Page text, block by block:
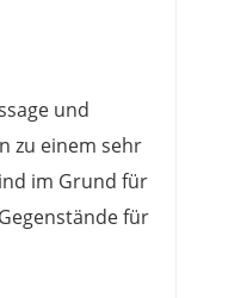
und
zu einem sehr
im Grund für
für